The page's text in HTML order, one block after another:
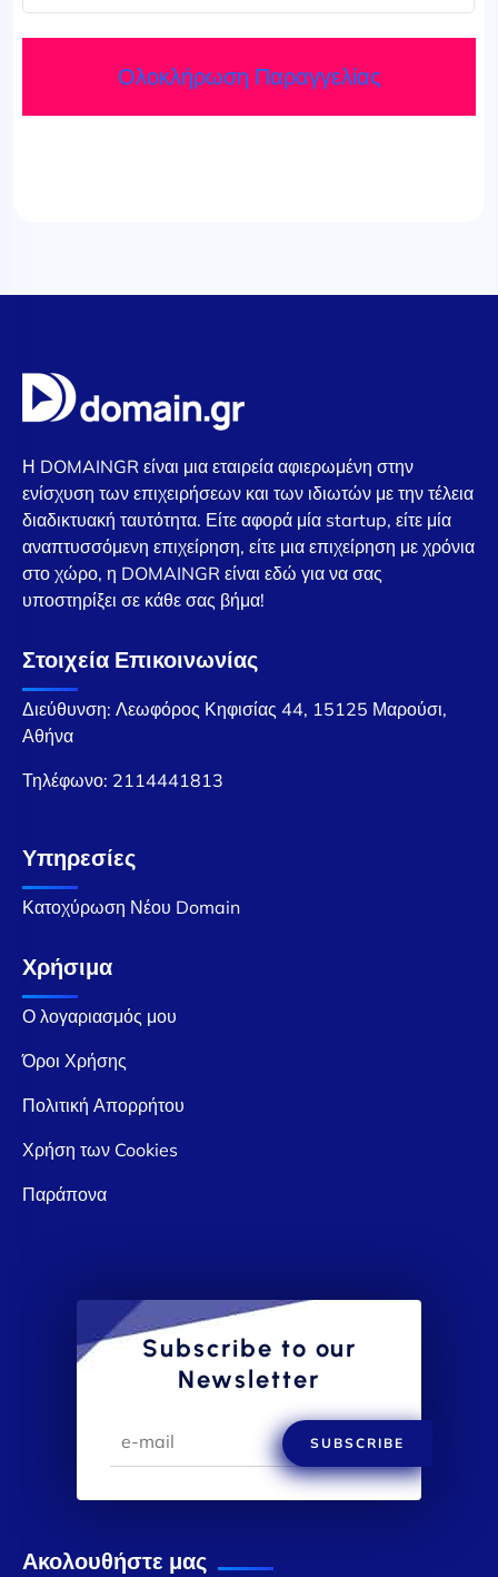
Ολοκλήρωση Παραγγελίας
Η DOMAINGR είναι μια εταιρεία αφιερωμένη στην
ενίσχυση των επιχειρήσεων και των ιδιωτών με την τέλεια
διαδικτυακή ταυτότητα. Είτε αφορά μία startup, είτε μία
αναπτυσσόμενη επιχείρηση, είτε μια επιχείρηση με χρόνια
στο χώρο, η DOMAINGR είναι εδώ για να σας
υποστηρίξει σε κάθε σας βήμα!
Στοιχεία Επικοινωνίας
Διεύθυνση: Λεωφόρος Κηφισίας 44, 15125 Μαρούσι,
Αθήνα
Τηλέφωνο: 2114441813
Υπηρεσίες
Κατοχύρωση Νέου Domain
Χρήσιμα
Ο λογαριασμός μου
Όροι Χρήσης
Πολιτική Απορρήτου
Χρήση των Cookies
Παράπονα
Subscribe to our
Newsletter
SUBSCRIBE
Ακολουθήστε μας